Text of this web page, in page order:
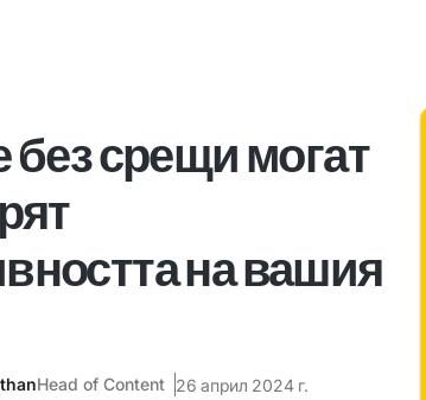
без срещи могат
на вашия
Head of Content 26 април 2024 г.